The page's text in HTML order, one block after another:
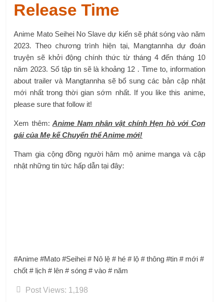
Release Time
Anime Mato Seihei No Slave dự kiến ​​sẽ phát sóng vào năm
2023. Theo chương trình hiện tại, Mangtannha dự đoán
truyện sẽ khởi động chính thức từ tháng 4 đến tháng 10
năm 2023. Số tập tin sẽ là khoảng 12 . Time to, information
about trailer và Mangtannha sẽ bổ sung các bản cập nhật
mới nhất trong thời gian sớm nhất. If you like this anime,
please sure that follow it!
Xem thêm:Anime Nam nhân vật chính Hẹn hò với Con
gái của Mẹ kế Chuyển thể Anime mới!
Tham gia cộng đồng người hâm mộ anime manga và cập
nhật những tin tức hấp dẫn tại đây:
#Anime #Mato #Seihei # Nô lệ # hé # lộ # thông #tin # mới #
chốt # lịch # lên # sóng # vào # năm
Post Views: 1,198